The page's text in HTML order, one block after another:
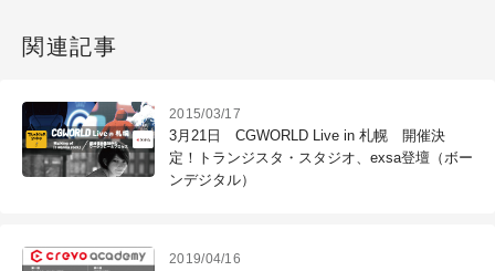
関連記事
2015/03/17
3月21日 CGWORLD Live in 札幌 開催決
定！トランジスタ・スタジオ、exsa登壇（ボー
ンデジタル）
2019/04/16